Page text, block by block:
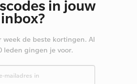
in jouw
inbox?
week de beste kortingen. Al
leden gingen je voor.